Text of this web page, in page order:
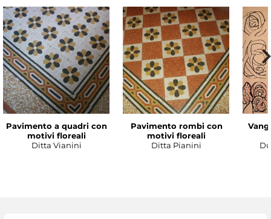
Pavimento a quadri con
motivi floreali
Ditta Vianini
Pavimento rombi con
motivi floreali
Ditta Pianini